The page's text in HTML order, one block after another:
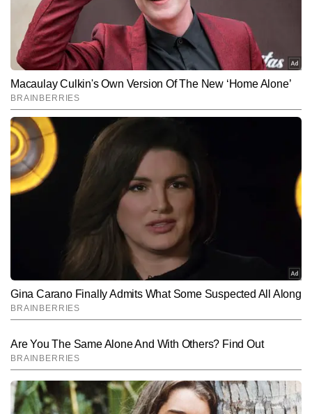
किया है। माइक, कैमरा और एडिटिंग डेस्क तीनों से उनकी सहज जुगलबंदी ने उन्हें
एक संतुलित और विश्वसनीय मीडिया प्रोफेशनल के रूप में स्थापित किया है।
पिछले 10 वर्षों से सुनीत लाइफस्टाइल, लिटरेचर, सिनेमा और संस्कृति से जुड़ी गहन
व विश्लेषणात्मक स्टोरीज लिखते रहे हैं और अबतक 12,000 से अधिक आर्टिकल
पब्लिश कर चुके हैं। उनकी लेखन शैली गहराई, मौलिक दृष्टिकोण और रिसर्च-
आधारित प्रस्तुति से पहचानी जाती है। वे विषयों की बारीकियों को पकड़कर उन्हें
सरल, प्रभावी और पाठकों से जुड़ने वाली भाषा में ढालने में दक्ष हैं।
Follow Us:
Subscribe to our daily Newsletter!